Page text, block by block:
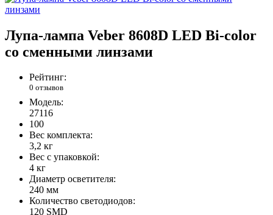
Лупа-лампа Veber 8608D LED Bi-color
со сменными линзами
Рейтинг:
0 отзывов
Модель:
27116
100
Вес комплекта:
3,2 кг
Вес с упаковкой:
4 кг
Диаметр осветителя:
240 мм
Количество светодиодов:
120 SMD